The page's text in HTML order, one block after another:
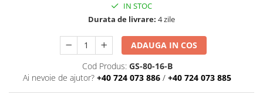
IN STOC
Durata de livrare: 4 zile
ADAUGA IN COS
Cod Produs: GS-80-16-B
Ai nevoie de ajutor? +40 724 073 886 / +40 724 073 885